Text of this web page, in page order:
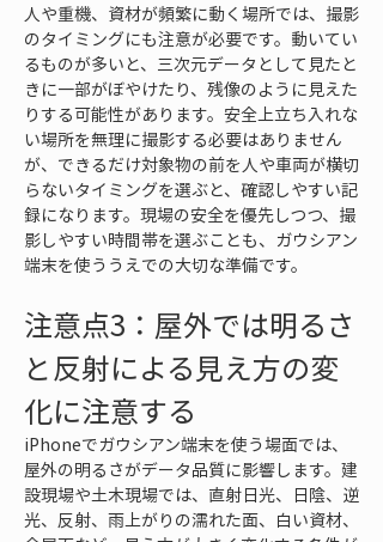
人や重機、資材が頻繁に動く場所では、撮影
のタイミングにも注意が必要です。動いてい
るものが多いと、三次元データとして見たと
きに一部がぼやけたり、残像のように見えた
りする可能性があります。安全上立ち入れな
い場所を無理に撮影する必要はありません
が、できるだけ対象物の前を人や車両が横切
らないタイミングを選ぶと、確認しやすい記
録になります。現場の安全を優先しつつ、撮
影しやすい時間帯を選ぶことも、ガウシアン
端末を使ううえでの大切な準備です。
注意点3：屋外では明るさ
と反射による見え方の変
化に注意する
iPhoneでガウシアン端末を使う場面では、
屋外の明るさがデータ品質に影響します。建
設現場や土木現場では、直射日光、日陰、逆
光、反射、雨上がりの濡れた面、白い資材、